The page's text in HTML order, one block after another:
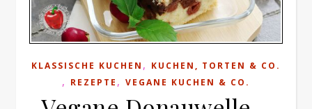
KLASSISCHE KUCHEN , KUCHEN, TORTEN & CO.
, REZEPTE , VEGANE KUCHEN & CO.